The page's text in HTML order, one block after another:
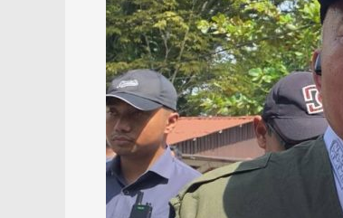
Kalsel
Tinjau
Lokasi
Banjir